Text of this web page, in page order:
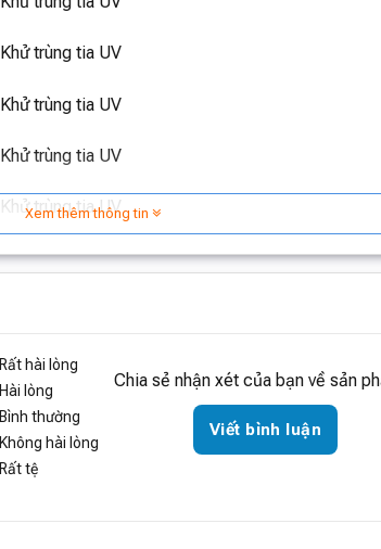
Xem thêm thông tin
Rất hài lòng
Hài lòng
Bình thường
Không hài lòng
Rất tệ
Chia sẻ nhận xét của bạn về sản
Viết bình luận